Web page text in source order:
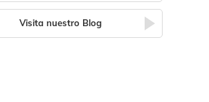
Visita nuestro Blog